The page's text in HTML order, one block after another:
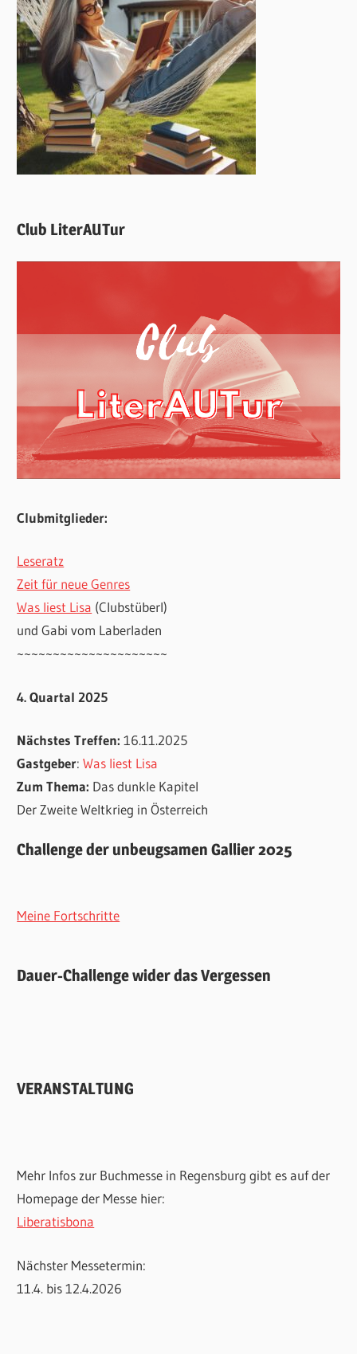
Club LiterAUTur
Clubmitglieder:
Leseratz
Zeit für neue Genres
Was liest Lisa (Clubstüberl)
und Gabi vom Laberladen
~~~~~~~~~~~~~~~~~~~~~
4. Quartal 2025
Nächstes Treffen:16.11.2025
Gastgeber:Was liest Lisa
Zum Thema: Das dunkle Kapitel
Der Zweite Weltkrieg in Österreich
Challenge der unbeugsamen Gallier 2025
Meine Fortschritte
Dauer-Challenge wider das Vergessen
VERANSTALTUNG
Mehr Infos zur Buchmesse in Regensburg gibt es auf der
Homepage der Messe hier:
Liberatisbona
Nächster Messetermin:
11.4. bis 12.4.2026